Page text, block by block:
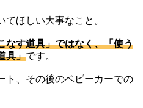
ほしい大事なこと。
なす道具」ではなく、「使う
具」です。
ト、その後のベビーカーでの